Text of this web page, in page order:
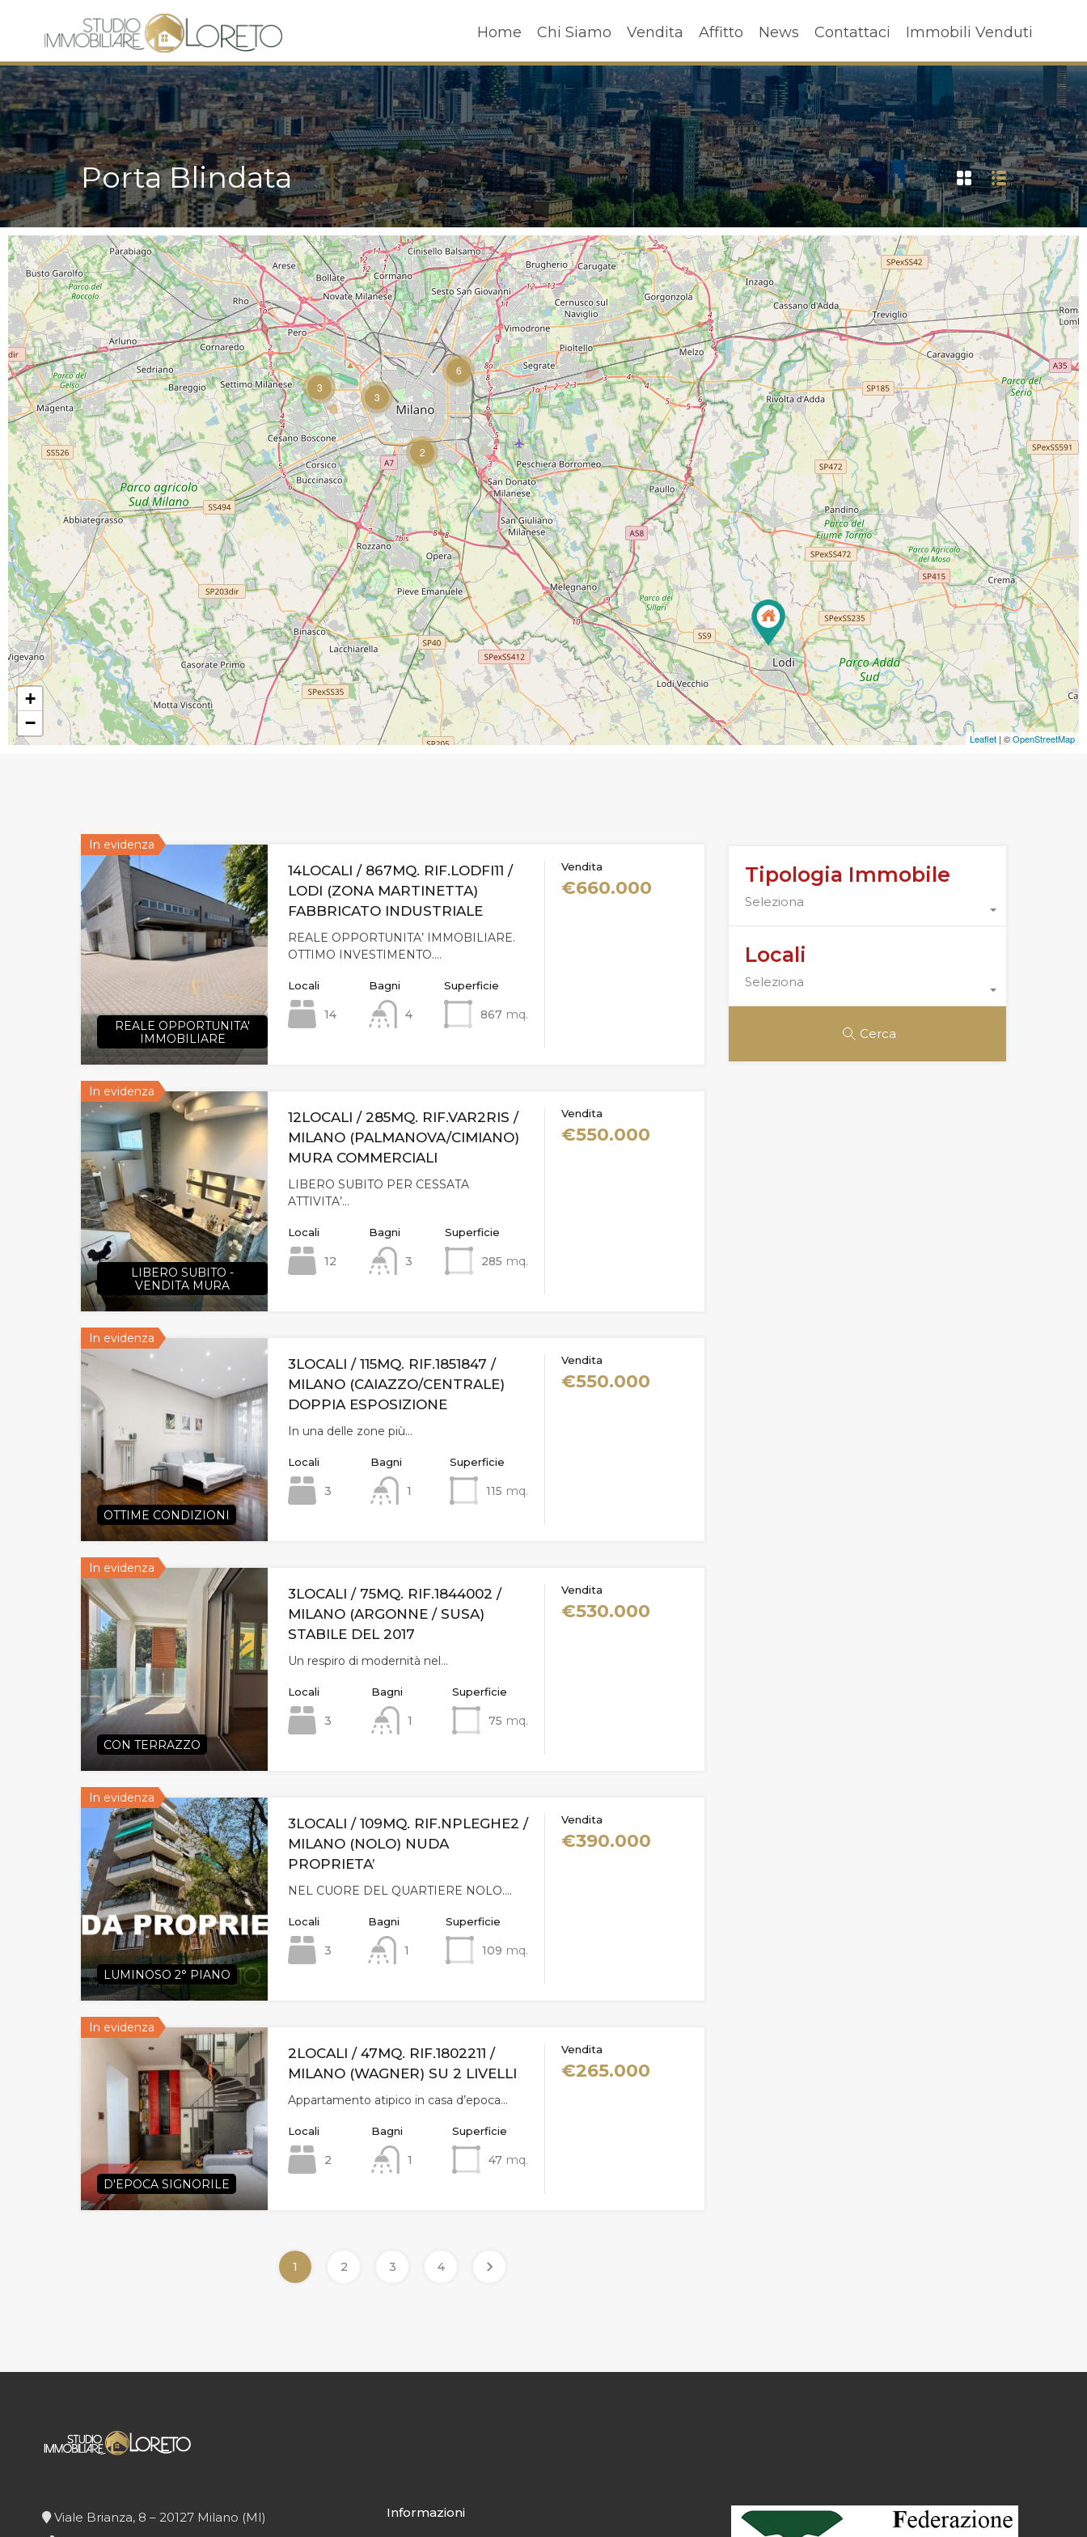
Home Chi Siamo Vendita Affitto News Contattaci Immobili Venduti
Home Chi Siamo Vendita Affitto News Contattaci Immobili Venduti
Porta Blindata
3
2
3
6
+
−
Leaflet | ©OpenStreetMap
In evidenza
REALE OPPORTUNITA'
IMMOBILIARE
14LOCALI / 867MQ. RIF.LODFI11 /
LODI (ZONA MARTINETTA)
FABBRICATO INDUSTRIALE
REALE OPPORTUNITA’ IMMOBILIARE.
OTTIMO INVESTIMENTO.…
Locali
14
Bagni
4
Superficie
867 mq.
Vendita
€660.000
In evidenza
LIBERO SUBITO -
VENDITA MURA
12LOCALI / 285MQ. RIF.VAR2RIS /
MILANO (PALMANOVA/CIMIANO)
MURA COMMERCIALI
LIBERO SUBITO PER CESSATA
ATTIVITA’…
Locali
12
Bagni
3
Superficie
285 mq.
Vendita
€550.000
In evidenza
OTTIME CONDIZIONI
3LOCALI / 115MQ. RIF.1851847 /
MILANO (CAIAZZO/CENTRALE)
DOPPIA ESPOSIZIONE
In una delle zone più…
Locali
3
Bagni
1
Superficie
115 mq.
Vendita
€550.000
In evidenza
CON TERRAZZO
3LOCALI / 75MQ. RIF.1844002 /
MILANO (ARGONNE / SUSA)
STABILE DEL 2017
Un respiro di modernità nel…
Locali
3
Bagni
1
Superficie
75 mq.
Vendita
€530.000
In evidenza
LUMINOSO 2° PIANO
3LOCALI / 109MQ. RIF.NPLEGHE2 /
MILANO (NOLO) NUDA
PROPRIETA’
NEL CUORE DEL QUARTIERE NOLO.…
Locali
3
Bagni
1
Superficie
109 mq.
Vendita
€390.000
In evidenza
D'EPOCA SIGNORILE
2LOCALI / 47MQ. RIF.1802211 /
MILANO (WAGNER) SU 2 LIVELLI
Appartamento atipico in casa d’epoca…
Locali
2
Bagni
1
Superficie
47 mq.
Vendita
€265.000
1 2 3 4
Tipologia Immobile
Seleziona
Locali
Seleziona
Cerca
Viale Brianza, 8 – 20127 Milano (MI)
Informazioni